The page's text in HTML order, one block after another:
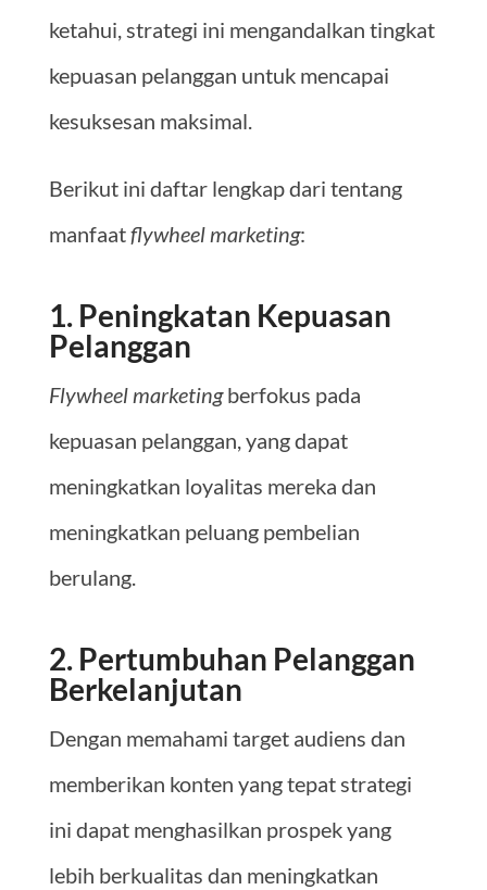
ketahui, strategi ini mengandalkan tingkat
kepuasan pelanggan untuk mencapai
kesuksesan maksimal.
Berikut ini daftar lengkap dari tentang
manfaatflywheel marketing:
1. Peningkatan Kepuasan
Pelanggan
Flywheel marketingberfokus pada
kepuasan pelanggan, yang dapat
meningkatkan loyalitas mereka dan
meningkatkan peluang pembelian
berulang.
2. Pertumbuhan Pelanggan
Berkelanjutan
Dengan memahami target audiens dan
memberikan konten yang tepat strategi
ini dapat menghasilkan prospek yang
lebih berkualitas dan meningkatkan